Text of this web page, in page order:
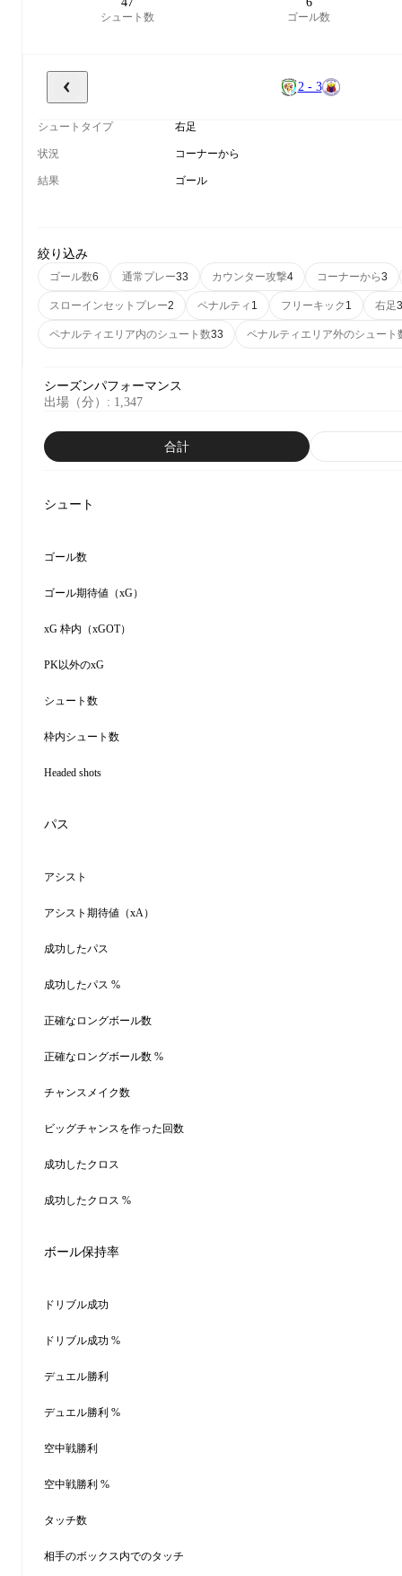
シュート数 ゴール数
2 - 3
シュートタイプ 右足
状況 コーナーから
結果 ゴール
絞り込み
ゴール数6 通常プレー33 カウンター攻撃4 コーナーから3
スローインセットプレー2 ペナルティ 1 フリーキック 1 右足
ペナルティエリア内のシュート数33 ペナルティエリア外のシュート
シーズンパフォーマンス
出場（分） : 1,347
合計
シュート
ゴール数
ゴール期待値（xG）
xG 枠内（xGOT）
PK以外のxG
シュート数
枠内シュート数
Headed shots
パス
アシスト
アシスト期待値（xA）
成功したパス
成功したパス %
正確なロングボール数
正確なロングボール数 %
チャンスメイク数
ビッグチャンスを作った回数
成功したクロス
成功したクロス %
ボール保持率
ドリブル成功
ドリブル成功 %
デュエル勝利
デュエル勝利 %
空中戦勝利
空中戦勝利 %
タッチ数
相手のボックス内でのタッチ